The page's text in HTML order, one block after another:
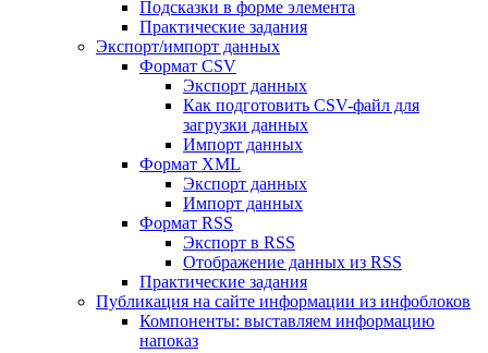
Подсказки в форме элемента
Практические задания
Экспорт/импорт данных
Формат CSV
Экспорт данных
Как подготовить CSV-файл для
загрузки данных
Импорт данных
Формат XML
Экспорт данных
Импорт данных
Формат RSS
Экспорт в RSS
Отображение данных из RSS
Практические задания
Публикация на сайте информации из инфоблоков
Компоненты: выставляем информацию
напоказ